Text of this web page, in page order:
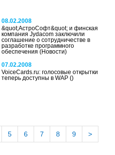
08.02.2008
&quot;АстроСофт&quot; и финская
компания Jydacom заключили
соглашение о сотрудничестве в
разработке программного
обеспечения(Новости)
07.02.2008
VoiceCards.ru: голосовые открытки
теперь доступны в WAP()
5 6 7 8 9 >